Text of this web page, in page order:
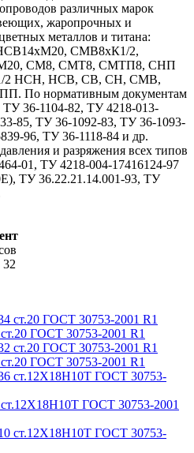
различных марок
жаропрочных и
металлов и титана:
СМВ8хК1/2,
СМ8, СМТ8, СМТП8, СНП
2 НСН, НСВ, СВ, СН, СМВ,
По нормативным документам
36-1104-82, ТУ 4218-013-
85, ТУ 36-1092-83, ТУ 36-1093-
96, ТУ 36-1118-84 и др.
и разряжения всех типов
01, ТУ 4218-004-17416124-97
ТУ 36.22.21.14.001-93, ТУ
32
ГОСТ 30753-2001 R1
ГОСТ 30753-2001 R1
ГОСТ 30753-2001